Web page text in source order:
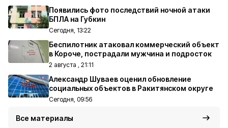
Появились фото последствий ночной атаки
БПЛА на Губкин
Сегодня, 13:22
Беспилотник атаковал коммерческий объект
в Короче, пострадали мужчина и подросток
2 августа , 21:11
Александр Шуваев оценил обновление
социальных объектов в Ракитянском округе
Сегодня, 09:56
Все материалы